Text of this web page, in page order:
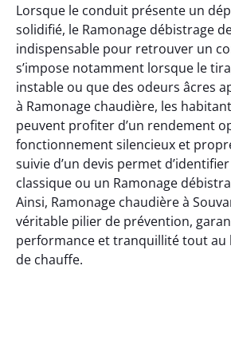
Lorsque le conduit présente un
solidifié, le Ramonage débistrage
indispensable pour retrouver un
s’impose notamment lorsque le
instable ou que des odeurs âcres
à Ramonage chaudière, les
peuvent profiter d’un rendement
fonctionnement silencieux et
suivie d’un devis permet
classique ou un Ramonage
Ainsi, Ramonage chaudière à
véritable pilier de prévention,
performance et tranquillité tout au
de chauffe.